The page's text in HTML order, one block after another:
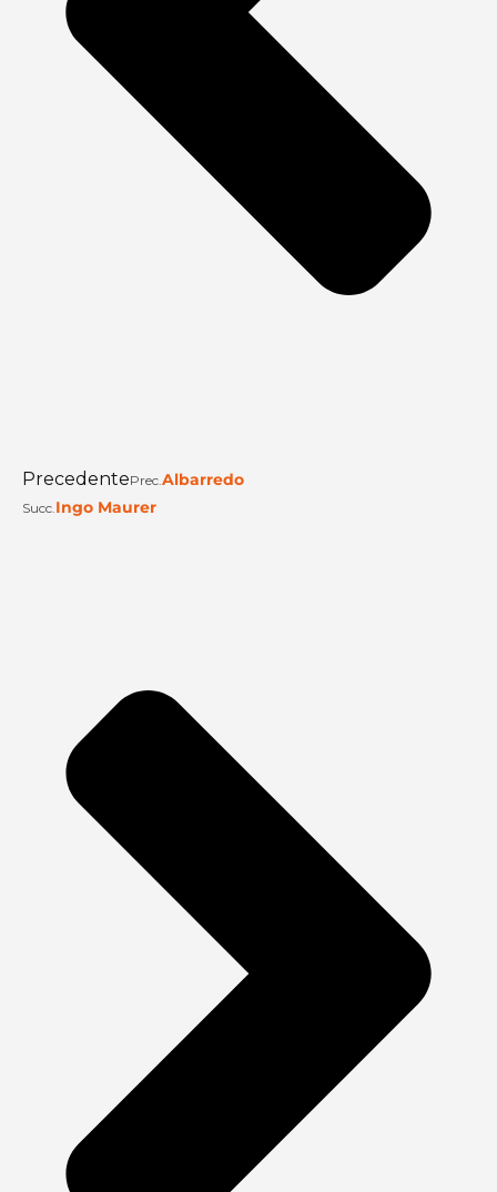
PrecedentePrec.Albarredo
Succ.Ingo Maurer